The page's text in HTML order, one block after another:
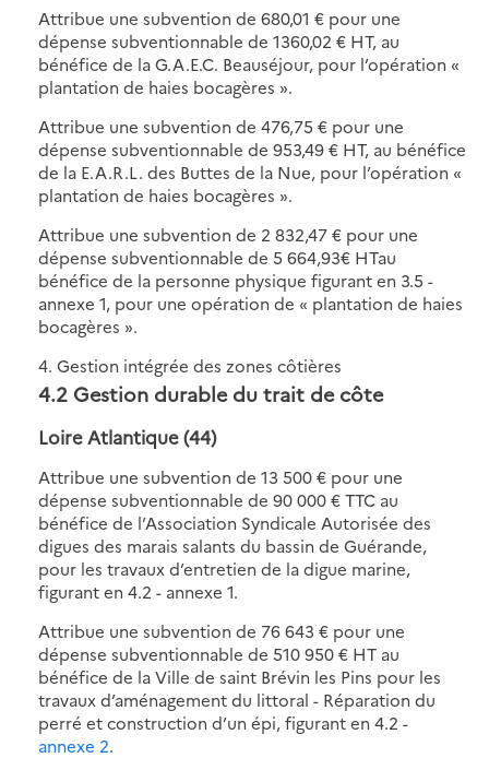
Attribue une subvention de 680,01 € pour une
dépense subventionnable de 1360,02 € HT, au
bénéfice de la G.A.E.C. Beauséjour, pour l’opération «
plantation de haies bocagères ».
Attribue une subvention de 476,75 € pour une
dépense subventionnable de 953,49 € HT, au bénéfice
de la E.A.R.L. des Buttes de la Nue, pour l’opération «
plantation de haies bocagères ».
Attribue une subvention de 2 832,47 € pour une
dépense subventionnable de 5 664,93€ HTau
bénéfice de la personne physique figurant en 3.5 -
annexe 1, pour une opération de « plantation de haies
bocagères ».
4. Gestion intégrée des zones côtières
4.2 Gestion durable du trait de côte
Loire Atlantique (44)
Attribue une subvention de 13 500 € pour une
dépense subventionnable de 90 000 € TTC au
bénéfice de l’Association Syndicale Autorisée des
digues des marais salants du bassin de Guérande,
pour les travaux d’entretien de la digue marine,
figurant en 4.2 - annexe 1.
Attribue une subvention de 76 643 € pour une
dépense subventionnable de 510 950 € HT au
bénéfice de la Ville de saint Brévin les Pins pour les
travaux d’aménagement du littoral - Réparation du
perré et construction d’un épi, figurant en 4.2 -
annexe 2.